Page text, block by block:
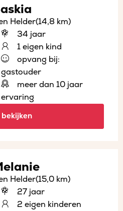
Helder(14,8 km)
34 jaar
1 eigen kind
opvang bij:
gastouder
meer dan 10 jaar
ervaring
bekijken
Helder(15,0 km)
27 jaar
2 eigen kinderen